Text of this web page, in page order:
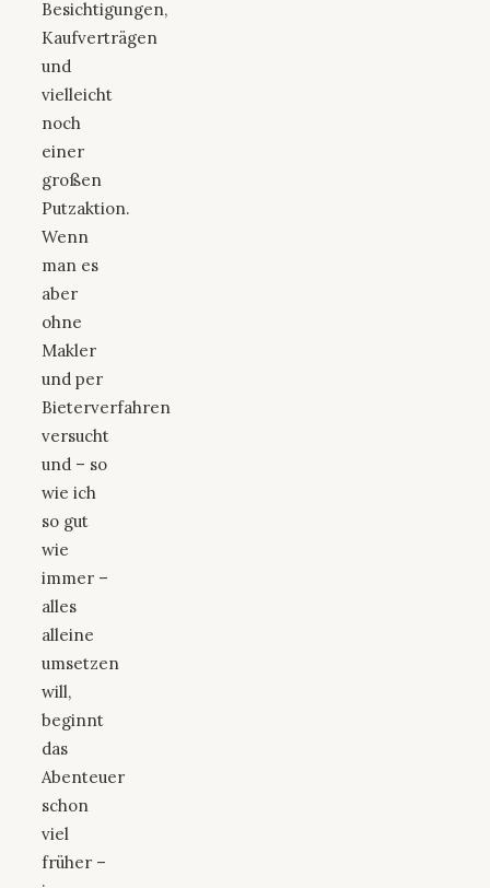
Besichtigungen,
Kaufverträgen
und
vielleicht
noch
einer
großen
Putzaktion.
Wenn
man es
aber
ohne
Makler
und per
Bieterverfahren
versucht
und – so
wie ich
so gut
wie
immer –
alles
alleine
umsetzen
will,
beginnt
das
Abenteuer
schon
viel
früher –